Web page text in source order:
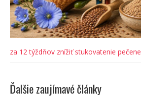
za 12 týždňov znížiť stukovatenie pečene
Ďalšie zaujímavé články